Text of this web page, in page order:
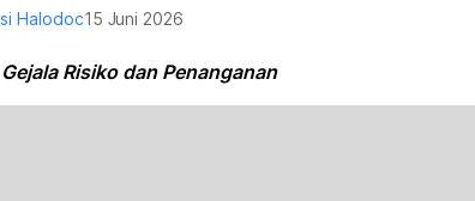
Halodoc15 Juni 2026
Risiko dan Penanganan